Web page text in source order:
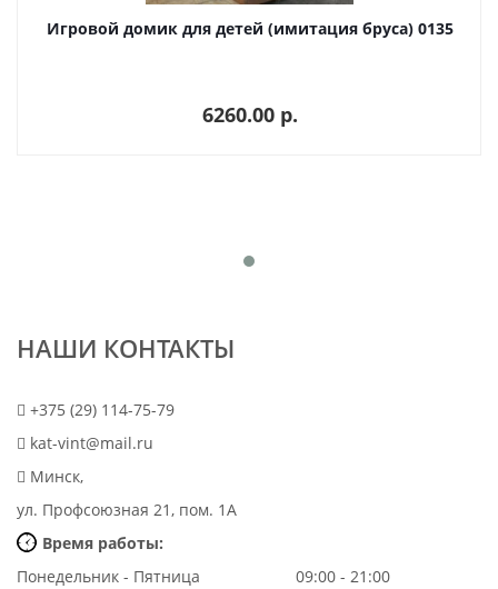
Игровой домик для детей (имитация бруса) 0135
6260.00 p.
НАШИ КОНТАКТЫ
+375 (29) 114-75-79
kat-vint@mail.ru
Минск,
ул. Профсоюзная 21, пом. 1А
Время работы:
Понедельник - Пятница
09:00 - 21:00